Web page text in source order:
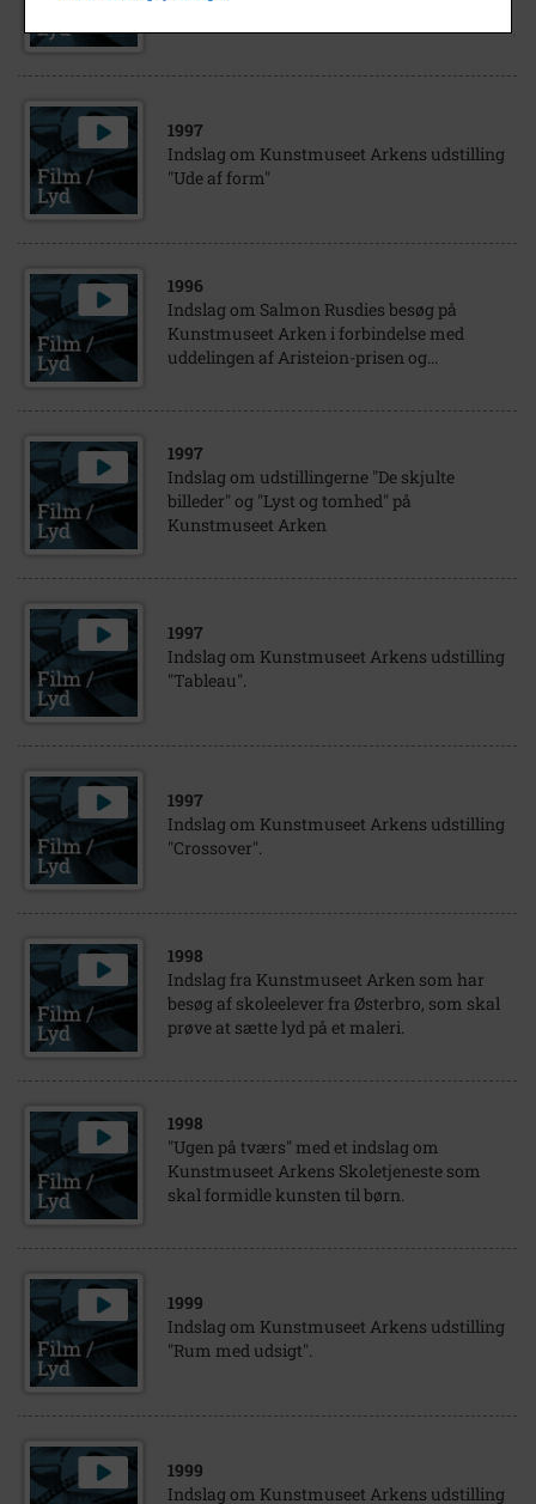
1997
Indslag om Kunstmuseet Arkens udstilling
"Ude af form"
1996
Indslag om Salmon Rusdies besøg på
Kunstmuseet Arken i forbindelse med
uddelingen af Aristeion-prisen og...
1997
Indslag om udstillingerne "De skjulte
billeder" og "Lyst og tomhed" på
Kunstmuseet Arken
1997
Indslag om Kunstmuseet Arkens udstilling
"Tableau".
1997
Indslag om Kunstmuseet Arkens udstilling
"Crossover".
1998
Indslag fra Kunstmuseet Arken som har
besøg af skoleelever fra Østerbro, som skal
prøve at sætte lyd på et maleri.
1998
"Ugen på tværs" med et indslag om
Kunstmuseet Arkens Skoletjeneste som
skal formidle kunsten til børn.
1999
Indslag om Kunstmuseet Arkens udstilling
"Rum med udsigt".
1999
Indslag om Kunstmuseet Arkens udstilling